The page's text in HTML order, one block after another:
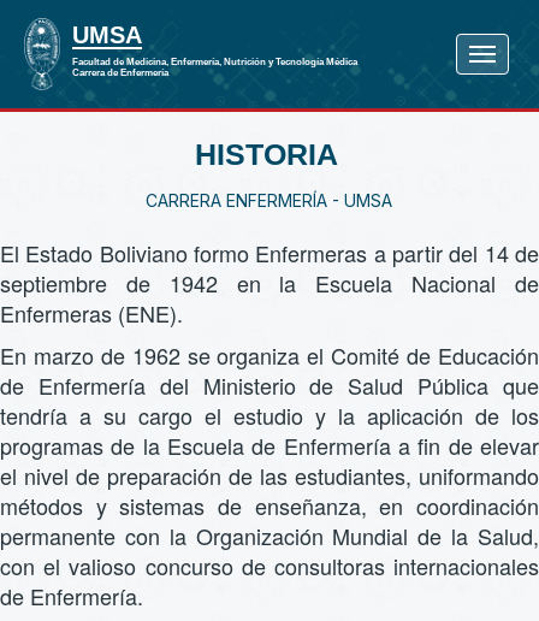
HISTORIA
CARRERA ENFERMERÍA - UMSA
El Estado Boliviano formo Enfermeras a partir del 14 de
septiembre de 1942 en la Escuela Nacional de
Enfermeras (ENE).
En marzo de 1962 se organiza el Comité de Educación
de Enfermería del Ministerio de Salud Pública que
tendría a su cargo el estudio y la aplicación de los
programas de la Escuela de Enfermería a fin de elevar
el nivel de preparación de las estudiantes, uniformando
métodos y sistemas de enseñanza, en coordinación
permanente con la Organización Mundial de la Salud,
con el valioso concurso de consultoras internacionales
de Enfermería.